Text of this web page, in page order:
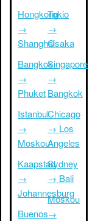
Hongkong
→
Shanghai
Bangkok
→
Phuket
Istanbul
→
Moskou
Kaapstad
→
Johannesburg
Buenos
Tokio
→
Osaka
Singapore
→
Bangkok
Chicago
→ Los
Angeles
Sydney
→ Bali
Moskou
→